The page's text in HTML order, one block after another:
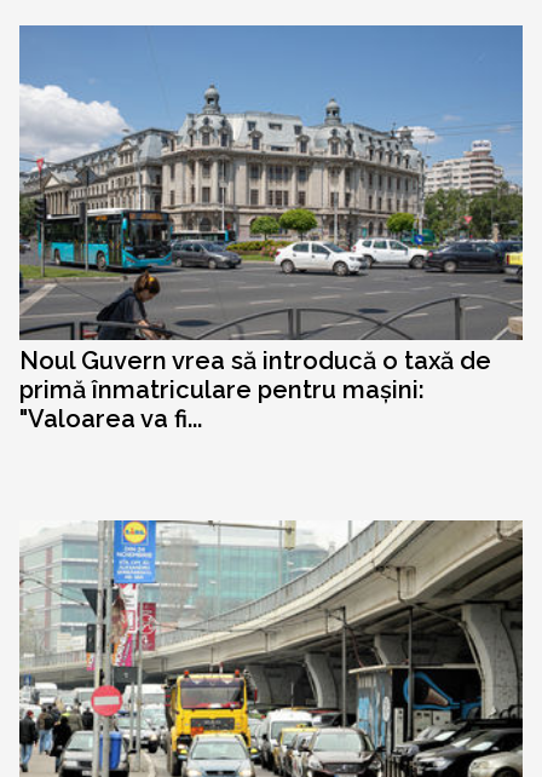
Noul Guvern vrea să introducă o taxă de
primă înmatriculare pentru mașini:
"Valoarea va fi...